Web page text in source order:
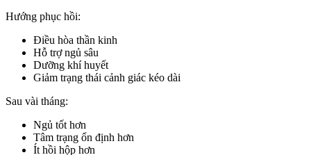
Hướng phục hồi:
Điều hòa thần kinh
Hỗ trợ ngủ sâu
Dưỡng khí huyết
Giảm trạng thái cảnh giác kéo dài
Sau vài tháng:
Ngủ tốt hơn
Tâm trạng ổn định hơn
Ít hồi hộp hơn